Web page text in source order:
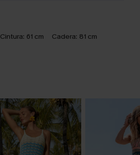
Cintura: 61 cm Cadera: 81 cm